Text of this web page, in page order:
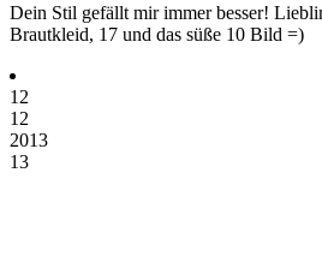
Dein Stil gefällt mir immer besser!
Brautkleid, 17 und das süße 10 Bild =)
12
12
2013
13